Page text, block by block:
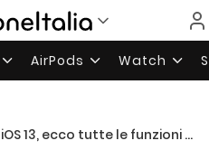
AirPods Watch
iOS 13, ecco tutte le funzioni di Accessibilità